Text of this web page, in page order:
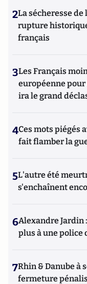
2La sécheresse
rupture
français
3Les Français
européenne pour
ira le grand
4Ces mots piégés
fait flamber la
5L'autre été
s'enchaînent
6Alexandre Jardin
plus à une police
7Rhin & Danube à
fermeture